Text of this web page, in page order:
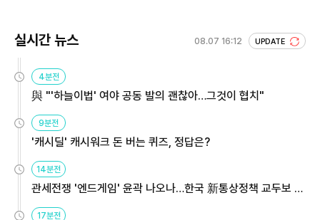
실시간 뉴스 08.07 16:12 UPDATE
4분전
與 "'하늘이법' 여야 공동 발의 괜찮아…그것이 협치"
9분전
'캐시딜' 캐시워크 돈 버는 퀴즈, 정답은?
14분전
관세전쟁 '엔드게임' 윤곽 나오나…한국 新통상정책 교두보 활
용해야
17분전